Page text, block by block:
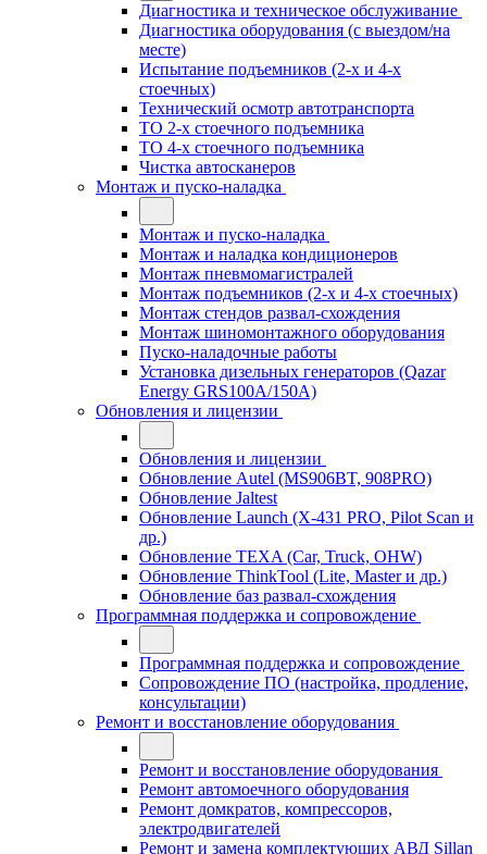
Диагностика и техническое обслуживание
Диагностика оборудования (с выездом/на
месте)
Испытание подъемников (2-х и 4-х
стоечных)
Технический осмотр автотранспорта
ТО 2-х стоечного подъемника
ТО 4-х стоечного подъемника
Чистка автосканеров
Монтаж и пуско-наладка
Монтаж и пуско-наладка
Монтаж и наладка кондиционеров
Монтаж пневмомагистралей
Монтаж подъемников (2-х и 4-х стоечных)
Монтаж стендов развал-схождения
Монтаж шиномонтажного оборудования
Пуско-наладочные работы
Установка дизельных генераторов (Qazar
Energy GRS100A/150A)
Обновления и лицензии
Обновления и лицензии
Обновление Autel (MS906BT, 908PRO)
Обновление Jaltest
Обновление Launch (X-431 PRO, Pilot Scan и
др.)
Обновление TEXA (Car, Truck, OHW)
Обновление ThinkTool (Lite, Master и др.)
Обновление баз развал-схождения
Программная поддержка и сопровождение
Программная поддержка и сопровождение
Сопровождение ПО (настройка, продление,
консультации)
Ремонт и восстановление оборудования
Ремонт и восстановление оборудования
Ремонт автомоечного оборудования
Ремонт домкратов, компрессоров,
электродвигателей
Ремонт и замена комплектующих АВД Sillan